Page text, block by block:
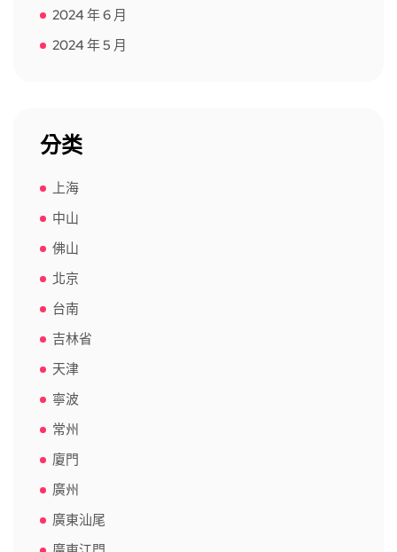
2024 年 6 月
2024 年 5 月
分类
上海
中山
佛山
北京
台南
吉林省
天津
寧波
常州
廈門
廣州
廣東汕尾